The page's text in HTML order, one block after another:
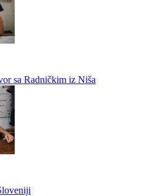
sa Radničkim iz Niša